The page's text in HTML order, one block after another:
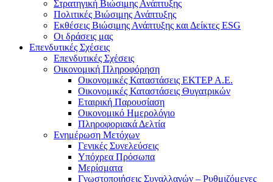
Στρατηγική Βιώσιμης Ανάπτυξης
Πολιτικές Βιώσιμης Ανάπτυξης
Εκθέσεις Βιώσιμης Ανάπτυξης και Δείκτες ESG
Οι δράσεις μας
Επενδυτικές Σχέσεις
Επενδυτικές Σχέσεις
Οικονομική Πληροφόρηση
Οικονομικές Καταστάσεις ΕΚΤΕΡ Α.Ε.
Οικονομικές Καταστάσεις Θυγατρικών
Εταιρική Παρουσίαση
Οικονομικό Ημερολόγιο
Πληροφοριακά Δελτία
Ενημέρωση Μετόχων
Γενικές Συνελεύσεις
Υπόχρεα Πρόσωπα
Μερίσματα
Γνωστοποιήσεις Συναλλαγών – Ρυθμιζόμενες